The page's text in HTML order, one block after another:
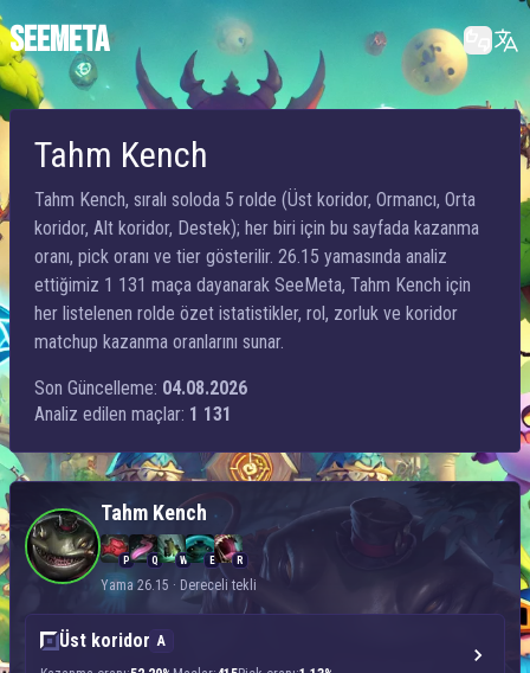
SEEMETA
Tahm Kench
Tahm Kench, sıralı soloda 5 rolde (Üst koridor, Ormancı, Orta
koridor, Alt koridor, Destek); her biri için bu sayfada kazanma
oranı, pick oranı ve tier gösterilir. 26.15 yamasında analiz
ettiğimiz 1 131 maça dayanarak SeeMeta, Tahm Kench için
her listelenen rolde özet istatistikler, rol, zorluk ve koridor
matchup kazanma oranlarını sunar.
Son Güncelleme: 04.08.2026
Analiz edilen maçlar: 1 131
Tahm Kench
P Q W E R
Yama 26.15 · Dereceli tekli
Üst koridor A